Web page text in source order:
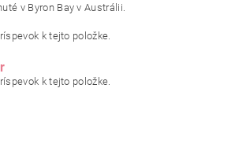
v Byron Bay v Austrálii.
k tejto položke.
k tejto položke.